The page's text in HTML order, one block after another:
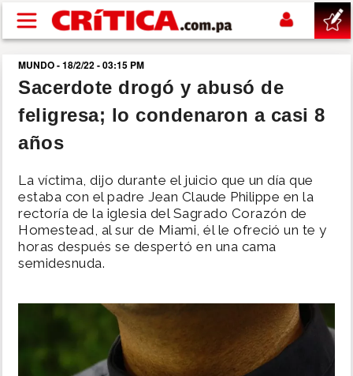
Pasar al contenido principal
buscar
SUCESOS
POLÍTICA
SHOW
MUNDO - 18/2/22 - 03:15 PM
Sacerdote drogó y abusó de
feligresa; lo condenaron a casi 8
años
La víctima, dijo durante el juicio que un día que
estaba con el padre Jean Claude Philippe en la
rectoría de la iglesia del Sagrado Corazón de
Homestead, al sur de Miami, él le ofreció un te y
horas después se despertó en una cama
semidesnuda.